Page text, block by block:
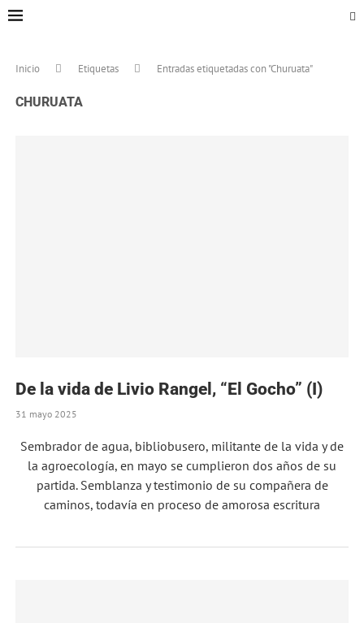
Inicio Etiquetas Entradas etiquetadas con "Churuata"
CHURUATA
De la vida de Livio Rangel, “El Gocho” (I)
31 mayo 2025
Sembrador de agua, bibliobusero, militante de la vida y de
la agroecología, en mayo se cumplieron dos años de su
partida. Semblanza y testimonio de su compañera de
caminos, todavía en proceso de amorosa escritura